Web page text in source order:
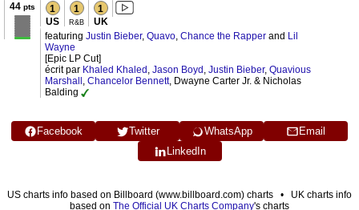
44 pts 1
US
1
R&B
1
UK
featuring Justin Bieber, Quavo, Chance the Rapper and Lil
Wayne
[Epic LP Cut]
écrit par Khaled Khaled , Jason Boyd , Justin Bieber, Quavious
Marshall , Chancelor Bennett, Dwayne Carter Jr. & Nicholas
Balding
Facebook Twitter WhatsApp
Email
LinkedIn
US charts info based on Billboard (www.billboard.com) charts • UK charts info
based on The Official UK Charts Company's charts